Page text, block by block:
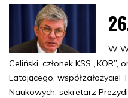
W
Celiński, członek KSS
Latającego, współzałożyciel
Naukowych; sekretarz